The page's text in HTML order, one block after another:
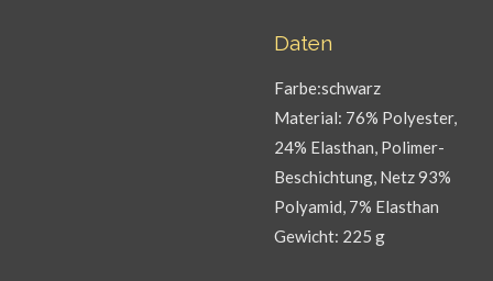
Daten
Farbe:schwarz
Material: 76% Polyester,
24% Elasthan, Polimer-
Beschichtung, Netz 93%
Polyamid, 7% Elasthan
Gewicht: 225 g